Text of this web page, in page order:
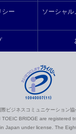
シー
ソーシャ
ビジネスコミュニケーション協
BRIDGE are registered
Japan under license. The